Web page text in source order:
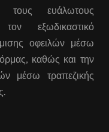
τους ευάλωτους
τον εξωδικαστικό
οφειλών μέσω
καθώς και την
μέσω τραπεζικής